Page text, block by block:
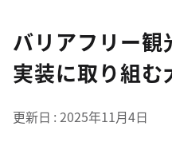
バリアフリー
実装に取り組む
更新日 2025年11月4日